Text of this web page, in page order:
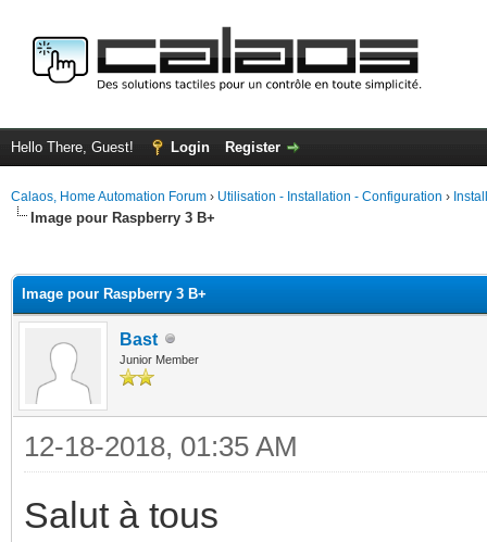
Hello There, Guest! Login Register
Calaos, Home Automation Forum › Utilisation - Installation - Configuration ›
Image pour Raspberry 3 B+
Image pour Raspberry 3 B+
Bast
Junior Member
12-18-2018, 01:35 AM
Salut à tous